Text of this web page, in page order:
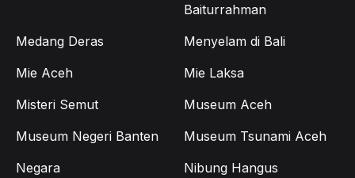
Baiturrahman
Medang Deras
Menyelam di Bali
Mie Aceh
Mie Laksa
Misteri Semut
Museum Aceh
Museum Negeri Banten
Museum Tsunami Aceh
Negara
Nibung Hangus